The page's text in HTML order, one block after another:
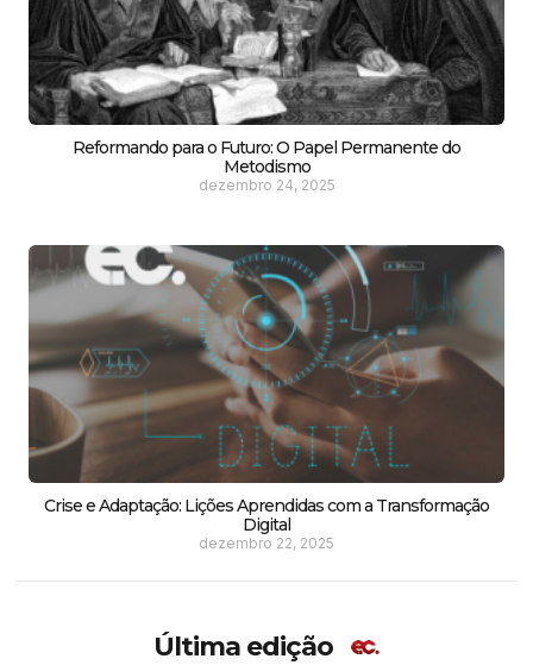
Reformando para o Futuro: O Papel Permanente do
Metodismo
dezembro 24, 2025
Crise e Adaptação: Lições Aprendidas com a Transformação
Digital
dezembro 22, 2025
Última edição